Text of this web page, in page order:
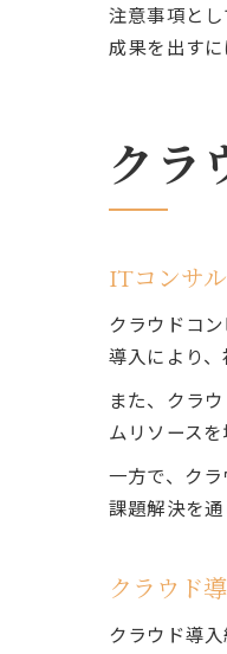
注意事項と
成果を出す
クラ
ITコンサ
クラウドコ
導入により
また、クラ
ムリソース
一方で、ク
課題解決を
クラウド
クラウド導